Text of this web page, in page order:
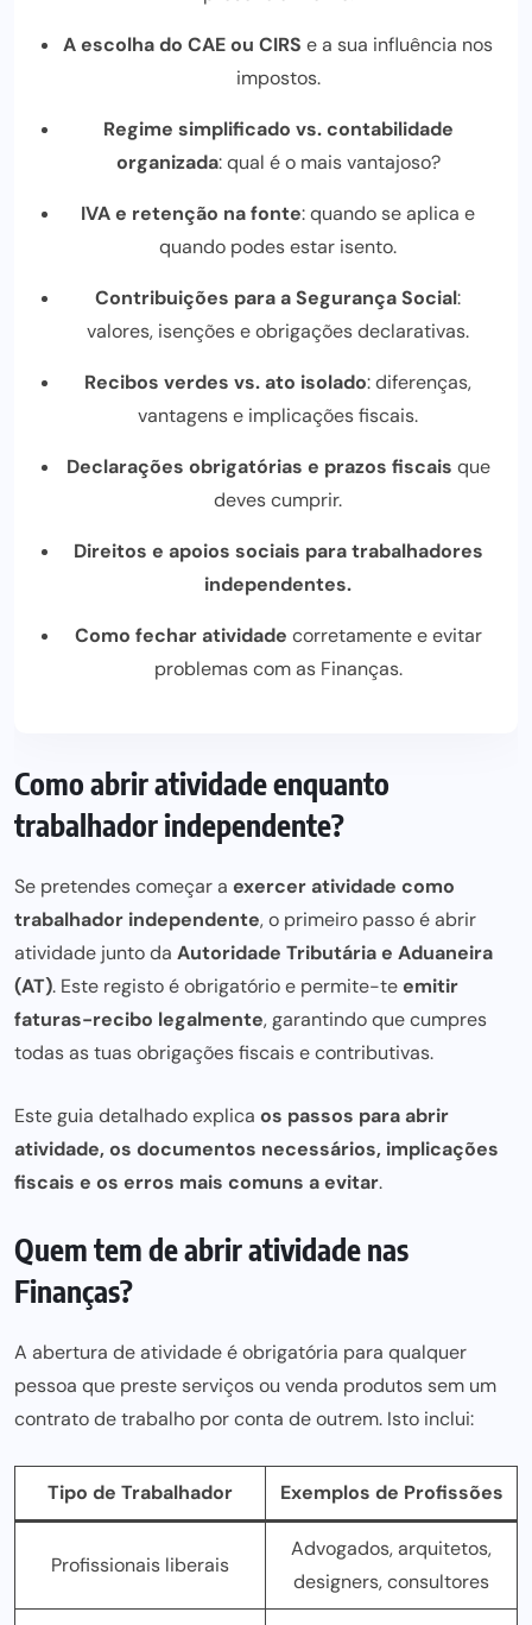
A escolha do CAE ou CIRS e a sua influência nos
impostos.
Regime simplificado vs. contabilidade
organizada: qual é o mais vantajoso?
IVA e retenção na fonte: quando se aplica e
quando podes estar isento.
Contribuições para a Segurança Social:
valores, isenções e obrigações declarativas.
Recibos verdes vs. ato isolado: diferenças,
vantagens e implicações fiscais.
Declarações obrigatórias e prazos fiscais que
deves cumprir.
Direitos e apoios sociais para trabalhadores
independentes.
Como fechar atividade corretamente e evitar
problemas com as Finanças.
Como abrir atividade enquanto
trabalhador independente?
Se pretendes começar a exercer atividade como
trabalhador independente, o primeiro passo é abrir
atividade junto da Autoridade Tributária e Aduaneira
(AT). Este registo é obrigatório e permite-teemitir
faturas-recibo legalmente, garantindo que cumpres
todas as tuas obrigações fiscais e contributivas.
Este guia detalhado explica os passos para abrir
atividade, os documentos necessários, implicações
fiscais e os erros mais comuns a evitar.
Quem tem de abrir atividade nas
Finanças?
A abertura de atividade é obrigatória para qualquer
pessoa que preste serviços ou venda produtos sem um
contrato de trabalho por conta de outrem. Isto inclui:
Tipo de Trabalhador Exemplos de Profissões
Profissionais liberais
Advogados, arquitetos,
designers, consultores